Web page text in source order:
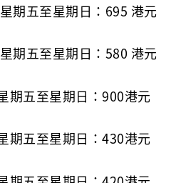
期五至星期日：695 港元
期五至星期日：580 港元
期五至星期日：900港元
期五至星期日：430港元